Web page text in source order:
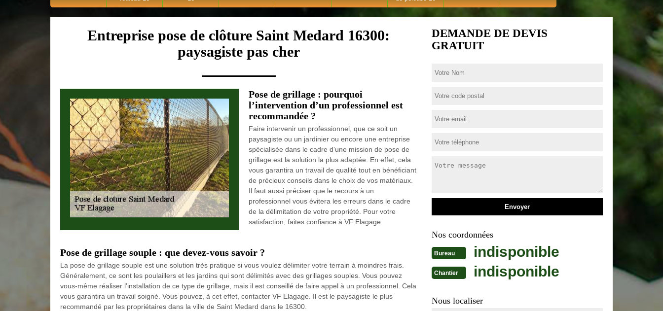
Entreprise pose de clôture Saint Medard 16300:
paysagiste pas cher
Pose de grillage : pourquoi
l’intervention d’un professionnel est
recommandée ?
Faire intervenir un professionnel, que ce soit un
paysagiste ou un jardinier ou encore une entreprise
spécialisée dans le cadre d’une mission de pose de
grillage est la solution la plus adaptée. En effet, cela
vous garantira un travail de qualité tout en bénéficiant
de précieux conseils dans le choix de vos matériaux.
Il faut aussi préciser que le recours à un
professionnel vous évitera les erreurs dans le cadre
de la délimitation de votre propriété. Pour votre
satisfaction, faites confiance à VF Elagage.
Pose de grillage souple : que devez-vous savoir ?
La pose de grillage souple est une solution très pratique si vous voulez délimiter votre terrain à moindres frais.
Généralement, ce sont les poulaillers et les jardins qui sont délimités avec des grillages souples. Vous pouvez
vous-même réaliser l’installation de ce type de grillage, mais il est conseillé de faire appel à un professionnel. Cela
vous garantira un travail soigné. Vous pouvez, à cet effet, contacter VF Elagage. Il est le paysagiste le plus
recommandé par les propriétaires dans la ville de Saint Medard dans le 16300.
DEMANDE DE DEVIS
GRATUIT
Nos coordonnées
Bureau indisponible
Chantier indisponible
Nous localiser